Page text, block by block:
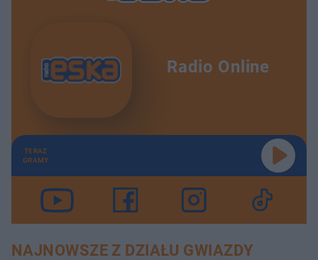
Radio Online
TERAZ
GRAMY
NAJNOWSZE Z DZIAŁU GWIAZDY